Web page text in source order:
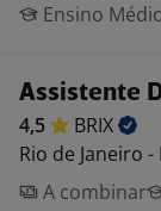
Ensino
Assistente
4,5
BRIX
Rio de Janeiro -
A combinar